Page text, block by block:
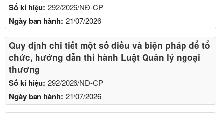
Số kí hiệu: 292/2026/NĐ-CP
Ngày ban hành: 21/07/2026
Số kí hiệu: 292/2026/NĐ-CP
Ngày ban hành: 21/07/2026
Quy định chi tiết một số điều và biện pháp để tổ
chức, hướng dẫn thi hành Luật Quản lý ngoại
thương